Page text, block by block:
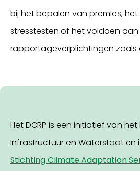
bij het bepalen van premies,
stresstesten of het voldoen aan
rapportageverplichtingen zoals
Het DCRP is een initiatief van
Infrastructuur en Waterstaat en
Stichting Climate Adaptation